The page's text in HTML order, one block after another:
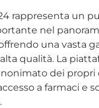
rappresenta un
nel
una vasta
qualità. La
dei
a farmaci e